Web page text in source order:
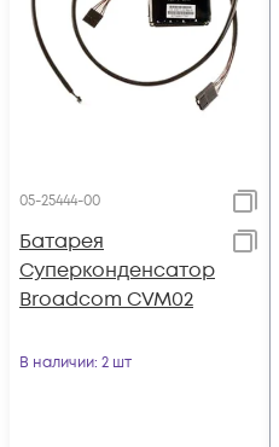
05-25444-00
Батарея
Суперконденсатор
Broadcom CVM02
В наличии: 2 шт